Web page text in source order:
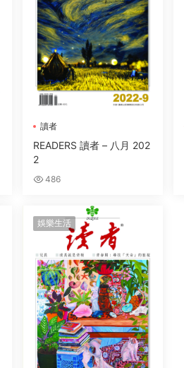
讀者
READERS 讀者 – 八月 202
2
486
娛樂生活